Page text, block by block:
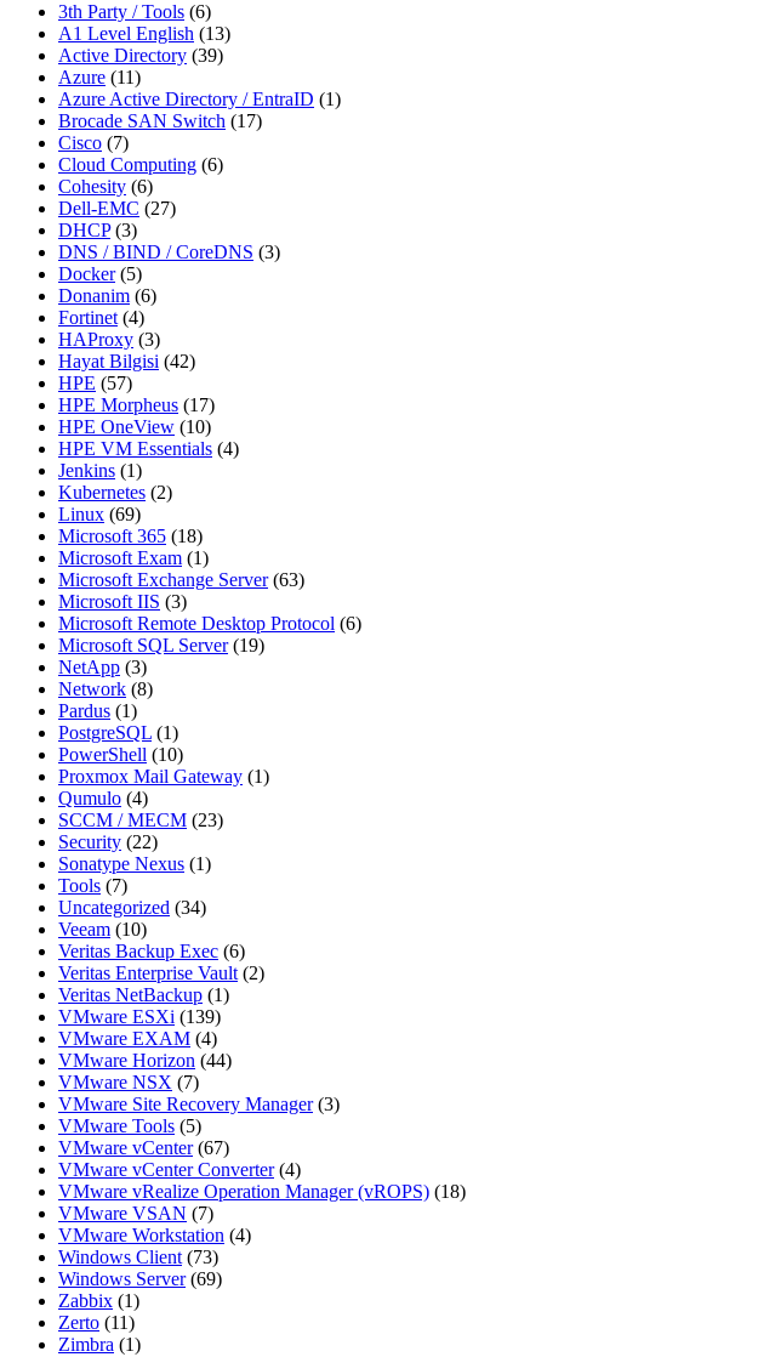
3th Party / Tools (6)
A1 Level English (13)
Active Directory (39)
Azure (11)
Azure Active Directory / EntraID (1)
Brocade SAN Switch (17)
Cisco (7)
Cloud Computing (6)
Cohesity (6)
Dell-EMC (27)
DHCP(3)
DNS / BIND / CoreDNS (3)
Docker(5)
Donanim (6)
Fortinet (4)
HAProxy (3)
Hayat Bilgisi (42)
HPE (57)
HPE Morpheus (17)
HPE OneView (10)
HPE VM Essentials (4)
Jenkins (1)
Kubernetes (2)
Linux (69)
Microsoft 365 (18)
Microsoft Exam (1)
Microsoft Exchange Server(63)
Microsoft IIS (3)
Microsoft Remote Desktop Protocol (6)
Microsoft SQL Server(19)
NetApp (3)
Network (8)
Pardus (1)
PostgreSQL (1)
PowerShell (10)
Proxmox Mail Gateway (1)
Qumulo (4)
SCCM / MECM (23)
Security (22)
Sonatype Nexus (1)
Tools (7)
Uncategorized (34)
Veeam (10)
Veritas Backup Exec (6)
Veritas Enterprise Vault (2)
Veritas NetBackup (1)
VMware ESXi (139)
VMware EXAM (4)
VMware Horizon (44)
VMware NSX (7)
VMware Site Recovery Manager(3)
VMware Tools (5)
VMware vCenter(67)
VMware vCenter Converter(4)
VMware vRealize Operation Manager (vROPS) (18)
VMware VSAN (7)
VMware Workstation (4)
Windows Client (73)
Windows Server(69)
Zabbix (1)
Zerto (11)
Zimbra (1)